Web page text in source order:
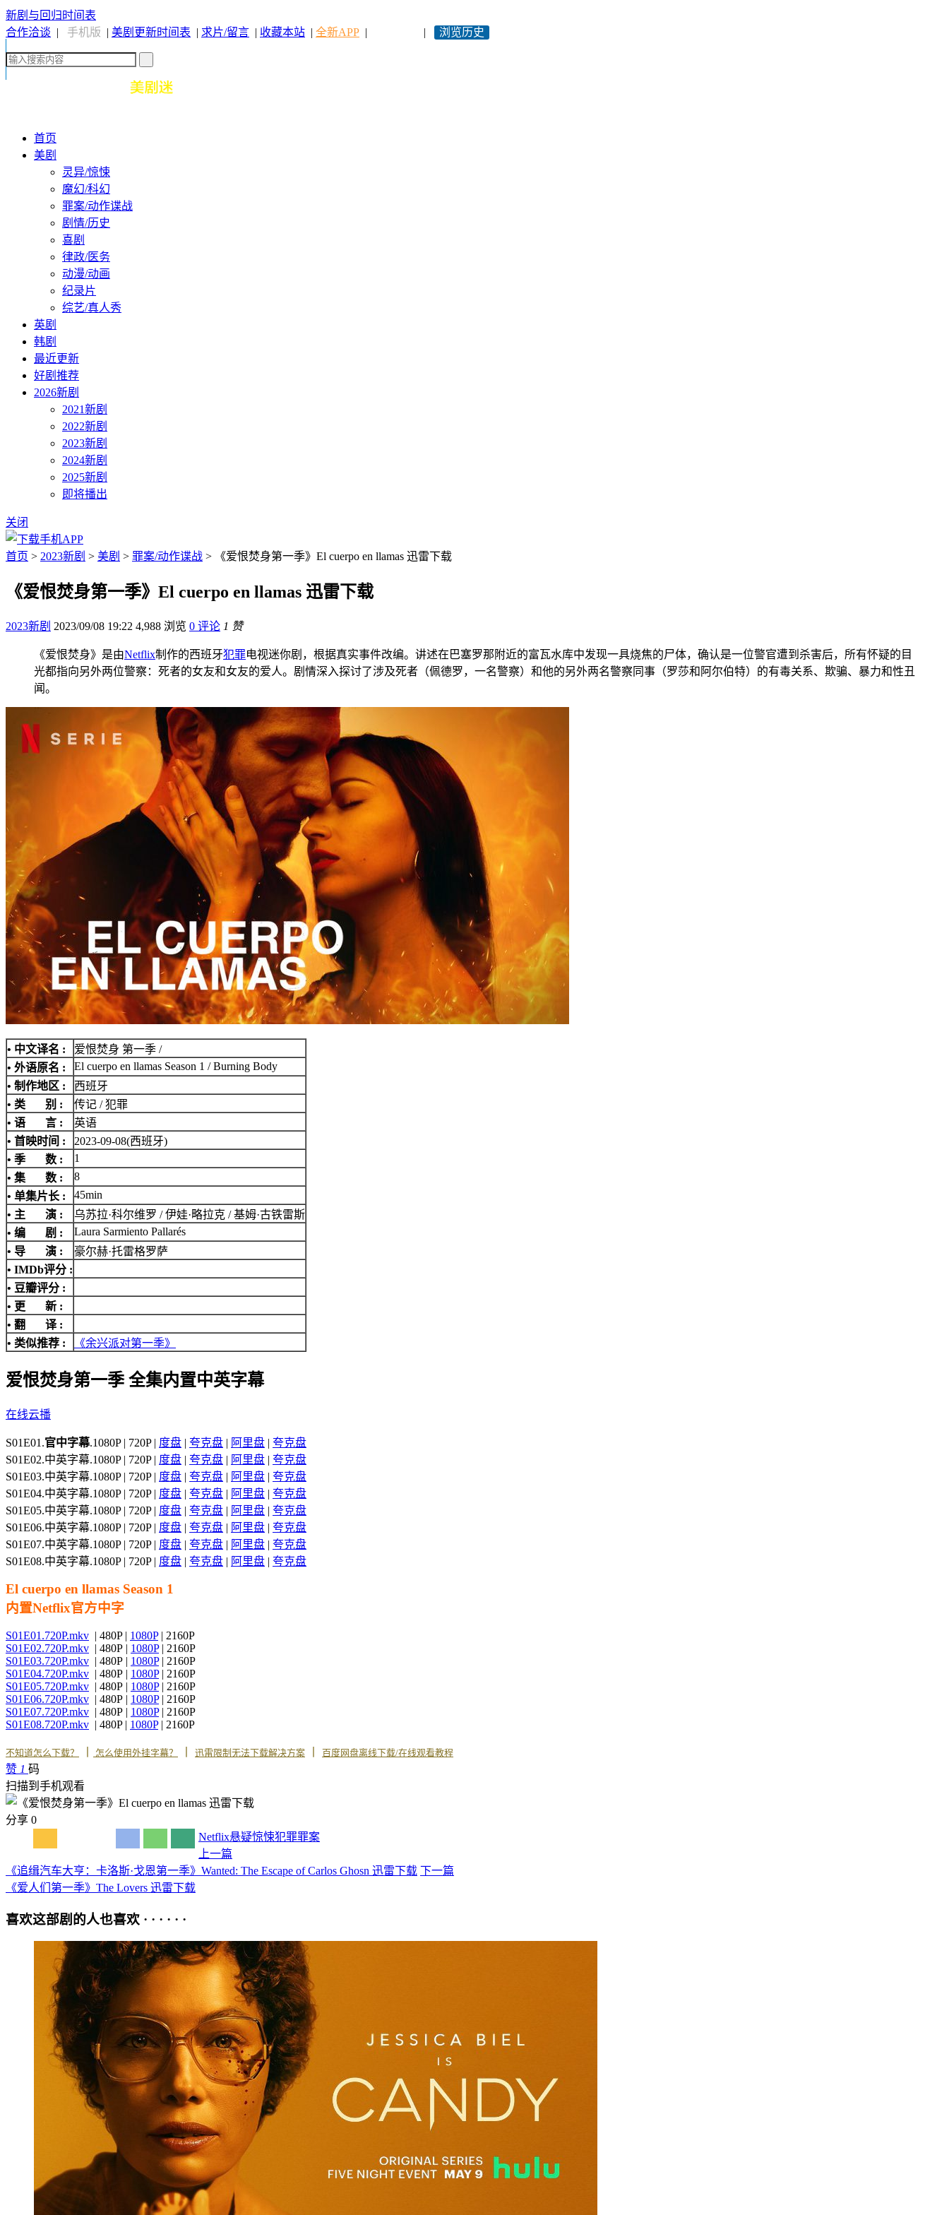
新剧与回归时间表
合作洽谈 | 手机版 | 美剧更新时间表 | 求片/留言 | 收藏本站 | 全新APP | | 浏览历史
首页
美剧
灵异/惊悚
魔幻/科幻
罪案/动作谍战
剧情/历史
喜剧
律政/医务
动漫/动画
纪录片
综艺/真人秀
英剧
韩剧
最近更新
好剧推荐
2026新剧
2021新剧
2022新剧
2023新剧
2024新剧
2025新剧
即将播出
关闭
首页 > 2023新剧 > 美剧 > 罪案/动作谍战 > 《爱恨焚身第一季》El cuerpo en llamas 迅雷下载
《爱恨焚身第一季》El cuerpo en llamas 迅雷下载
2023新剧 2023/09/08 19:22 4,988 浏览 0 评论 1 赞
《爱恨焚身》是由Netflix制作的西班牙犯罪电视迷你剧，根据真实事件改编。讲述在巴塞罗那附近的富瓦水库中发现一具烧焦的尸体，确认是一位警官遭到杀害后，所有怀疑的目
光都指向另外两位警察：死者的女友和女友的爱人。剧情深入探讨了涉及死者（佩德罗，一名警察）和他的另外两名警察同事（罗莎和阿尔伯特）的有毒关系、欺骗、暴力和性丑
闻。
• 中文译名 :
爱恨焚身 第一季 /
• 外语原名 :
El cuerpo en llamas Season 1 / Burning Body
• 制作地区 :
西班牙
• 类 别 :
传记 / 犯罪
• 语 言 :
英语
• 首映时间 :
2023-09-08(西班牙)
• 季 数 :
1
• 集 数 :
8
• 单集片长 :
45min
• 主 演 :
乌苏拉·科尔维罗 / 伊娃·略拉克 / 基姆·古铁雷斯
• 编 剧 :
Laura Sarmiento Pallarés
• 导 演 :
豪尔赫·托雷格罗萨
• IMDb评分 :
• 豆瓣评分 :
• 更 新 :
• 翻 译 :
• 类似推荐 :
《余兴派对第一季》
爱恨焚身第一季 全集内置中英字幕
在线云播
S01E01.官中字幕.1080P | 720P | 度盘 | 夸克盘 | 阿里盘 | 夸克盘
S01E02.中英字幕.1080P | 720P | 度盘 | 夸克盘 | 阿里盘 | 夸克盘
S01E03.中英字幕.1080P | 720P | 度盘 | 夸克盘 | 阿里盘 | 夸克盘
S01E04.中英字幕.1080P | 720P | 度盘 | 夸克盘 | 阿里盘 | 夸克盘
S01E05.中英字幕.1080P | 720P | 度盘 | 夸克盘 | 阿里盘 | 夸克盘
S01E06.中英字幕.1080P | 720P | 度盘 | 夸克盘 | 阿里盘 | 夸克盘
S01E07.中英字幕.1080P | 720P | 度盘 | 夸克盘 | 阿里盘 | 夸克盘
S01E08.中英字幕.1080P | 720P | 度盘 | 夸克盘 | 阿里盘 | 夸克盘
El cuerpo en llamas Season 1
内置Netflix官方中字
S01E01.720P.mkv | 480P | 1080P| 2160P
S01E02.720P.mkv | 480P | 1080P| 2160P
S01E03.720P.mkv | 480P | 1080P| 2160P
S01E04.720P.mkv | 480P | 1080P| 2160P
S01E05.720P.mkv | 480P | 1080P| 2160P
S01E06.720P.mkv | 480P | 1080P| 2160P
S01E07.720P.mkv | 480P | 1080P| 2160P
S01E08.720P.mkv | 480P | 1080P| 2160P
不知道怎么下载？ 怎么使用外挂字幕？ 迅雷限制无法下载解决方案 百度网盘离线下载/在线观看教程
赞 1 码
扫描到手机观看
分享 0
Netflix悬疑惊悚犯罪罪案
上一篇
《追缉汽车大亨：卡洛斯·戈恩第一季》Wanted: The Escape of Carlos Ghosn 迅雷下载 下一篇
《爱人们第一季》The Lovers 迅雷下载
喜欢这部剧的人也喜欢 · · · · · ·